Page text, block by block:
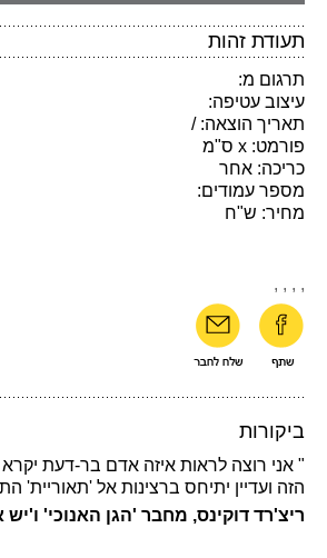
תעודת זהות
תרגום מ:
עיצוב עטיפה:
תאריך הוצאה: /
פורמט: x ס"מ
כריכה: אחר
מספר עמודים:
מחיר: ש"ח
,
,
,
,
ביקורות
" אני רוצה לראות איזה אדם בר-דעת
הזה ועדיין יתיחס ברצינות אל 'תאוריית'
ריצ'רד דוקינס, מחבר 'הגן האנוכי' ו'יש